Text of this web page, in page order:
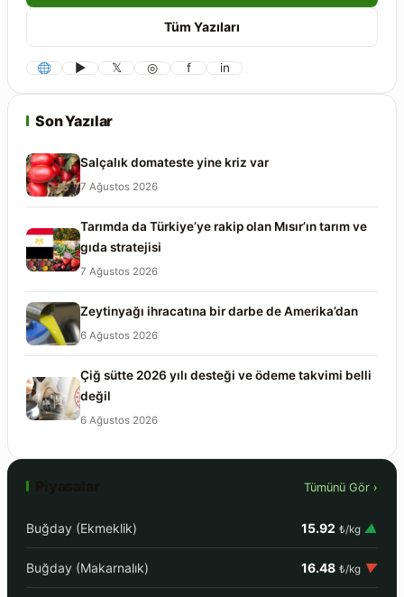
Tüm Yazıları
▶ 𝕏 ◎ f in
Son Yazılar
Salçalık domateste yine kriz var
7 Ağustos 2026
Tarımda da Türkiye’ye rakip olan Mısır’ın tarım ve
gıda stratejisi
7 Ağustos 2026
Zeytinyağı ihracatına bir darbe de Amerika’dan
6 Ağustos 2026
Çiğ sütte 2026 yılı desteği ve ödeme takvimi belli
değil
6 Ağustos 2026
Tümünü Gör ›
Buğday (Ekmeklik) 15.92 ₺/kg ▲
Buğday (Makarnalık) 16.48 ₺/kg ▼